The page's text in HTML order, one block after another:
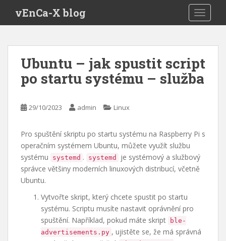
i
vEnCa-X blog
Ubuntu – jak spustit script
po startu systému – služba
29/10/2023 admin Linux
Pro spuštění skriptu po startu systému na Raspberry Pi s
operačním systémem Ubuntu, můžete využít službu
systému
systemd . systemd
je systémový a službový
správce většiny moderních linuxových distribucí, včetně
Ubuntu.
Vytvořte skript, který chcete spustit po startu
systému. Scriptu musíte nastavit oprávnění pro
spuštění. Například, pokud máte skript
ble-
advertisements.py , ujistěte se, že má správná